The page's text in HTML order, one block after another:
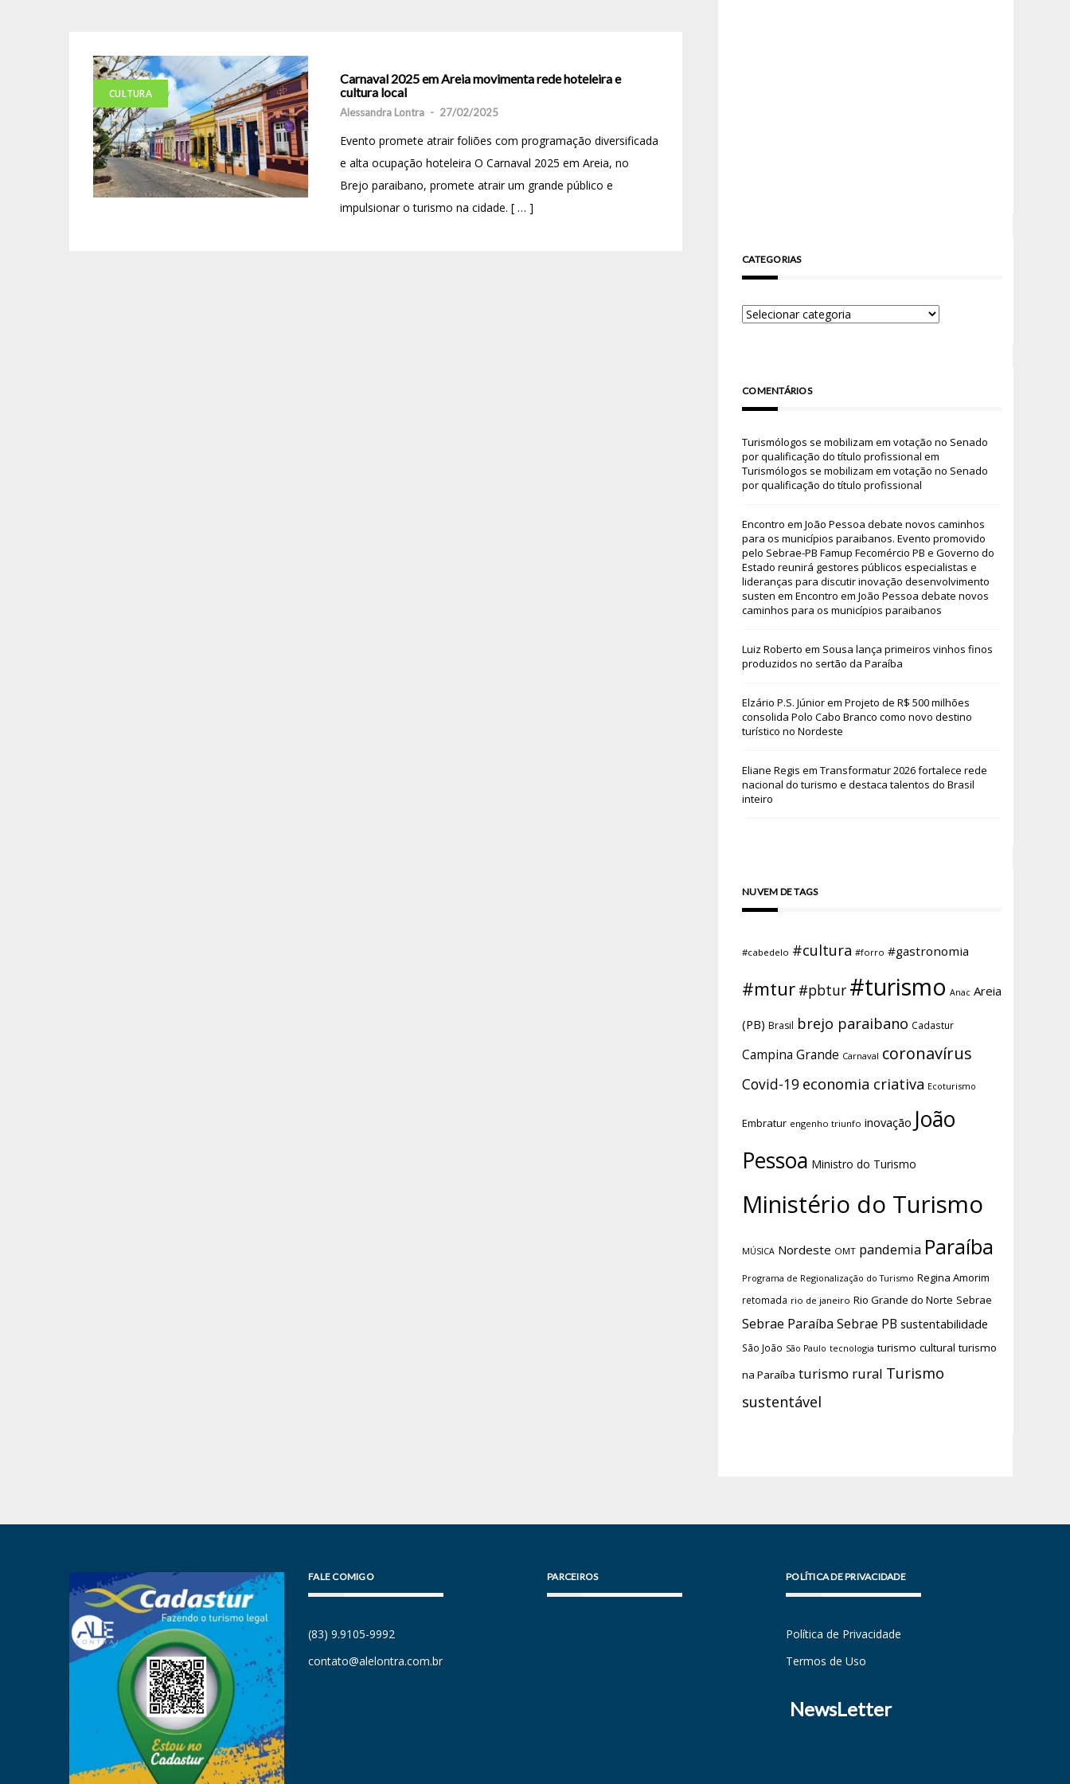
CULTURA
Carnaval 2025 em Areia movimenta rede hoteleira e
cultura local
Alessandra Lontra - 27/02/2025
Evento promete atrair foliões com programação diversificada
e alta ocupação hoteleira O Carnaval 2025 em Areia, no
Brejo paraibano, promete atrair um grande público e
impulsionar o turismo na cidade. [ … ]
CATEGORIAS
COMENTÁRIOS
Turismólogos se mobilizam em votação no Senado
por qualificação do título profissional em
Turismólogos se mobilizam em votação no Senado
por qualificação do título profissional
Encontro em João Pessoa debate novos caminhos
para os municípios paraibanos. Evento promovido
pelo Sebrae-PB Famup Fecomércio PB e Governo do
Estado reunirá gestores públicos especialistas e
lideranças para discutir inovação desenvolvimento
susten em Encontro em João Pessoa debate novos
caminhos para os municípios paraibanos
Luiz Roberto em Sousa lança primeiros vinhos finos
produzidos no sertão da Paraíba
Elzário P.S. Júniorem Projeto de R$ 500 milhões
consolida Polo Cabo Branco como novo destino
turístico no Nordeste
Eliane Regis em Transformatur 2026 fortalece rede
nacional do turismo e destaca talentos do Brasil
inteiro
NUVEM DE TAGS
#cabedelo #cultura #forro #gastronomia
#mtur #pbtur #turismo Anac Areia
(PB) Brasil brejo paraibano Cadastur
Campina Grande Carnaval coronavírus
Covid-19 economia criativa Ecoturismo
Embratur engenho triunfo inovação João
Pessoa Ministro do Turismo
Ministério do Turismo
MÚSICA Nordeste OMT pandemia Paraíba
Programa de Regionalização do Turismo Regina Amorim
retomada rio de janeiro Rio Grande do Norte Sebrae
Sebrae Paraíba Sebrae PB sustentabilidade
São João São Paulo tecnologia turismo cultural turismo
na Paraíba turismo rural Turismo
sustentável
FALE COMIGO
(83) 9.9105-9992
contato@alelontra.com.br
PARCEIROS POLÍTICA DE PRIVACIDADE
Política de Privacidade
Termos de Uso
NewsLetter